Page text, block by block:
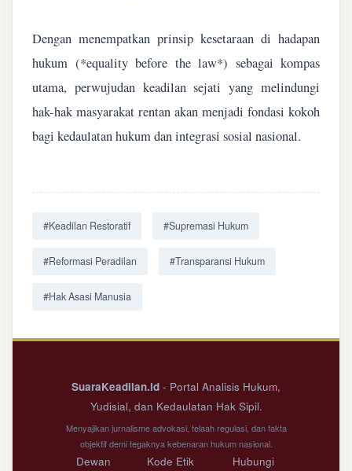
Dengan menempatkan prinsip kesetaraan di hadapan
hukum (*equality before the law*) sebagai kompas
utama, perwujudan keadilan sejati yang melindungi
hak-hak masyarakat rentan akan menjadi fondasi kokoh
bagi kedaulatan hukum dan integrasi sosial nasional.
#Keadilan Restoratif #Supremasi Hukum
#Reformasi Peradilan #Transparansi Hukum
#Hak Asasi Manusia
SuaraKeadilan.id - Portal Analisis Hukum,
Yudisial, dan Kedaulatan Hak Sipil.
Menyajikan jurnalisme advokasi, telaah regulasi, dan fakta
objektif demi tegaknya kebenaran hukum nasional.
Dewan Kode Etik Hubungi